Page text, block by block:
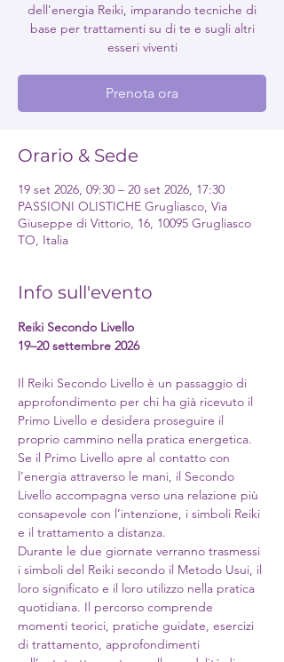
dell'energia Reiki, imparando tecniche di
base per trattamenti su di te e sugli altri
esseri viventi
Prenota ora
Orario & Sede
19 set 2026, 09:30 – 20 set 2026, 17:30
PASSIONI OLISTICHE Grugliasco, Via
Giuseppe di Vittorio, 16, 10095 Grugliasco
TO, Italia
Info sull'evento
Reiki Secondo Livello
19–20 settembre 2026
Il Reiki Secondo Livello è un passaggio di
approfondimento per chi ha già ricevuto il
Primo Livello e desidera proseguire il
proprio cammino nella pratica energetica.
Se il Primo Livello apre al contatto con
l’energia attraverso le mani, il Secondo
Livello accompagna verso una relazione più
consapevole con l’intenzione, i simboli Reiki
e il trattamento a distanza.
Durante le due giornate verranno trasmessi
i simboli del Reiki secondo il Metodo Usui, il
loro significato e il loro utilizzo nella pratica
quotidiana. Il percorso comprende
momenti teorici, pratiche guidate, esercizi
di trattamento, approfondimenti